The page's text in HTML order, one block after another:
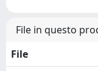
File in questo
File